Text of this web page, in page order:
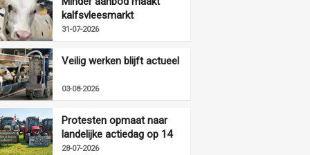
kalfsvleesmarkt
vriendelijker
31-07-2026
Veilig werken blijft actueel
03-08-2026
Protesten opmaat naar
landelijke actiedag op 14
augustus
28-07-2026